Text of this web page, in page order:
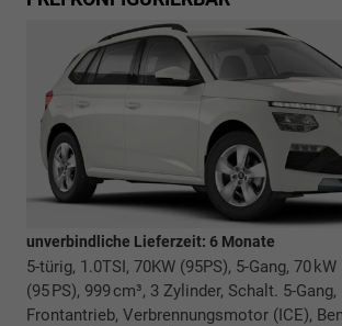
unverbindliche Lieferzeit: 6 Monate
5-türig, 1.0TSI, 70KW (95PS), 5-Gang, 70 kW
(95 PS), 999 cm³, 3 Zylinder, Schalt. 5-Gang,
Frontantrieb, Verbrennungsmotor (ICE),